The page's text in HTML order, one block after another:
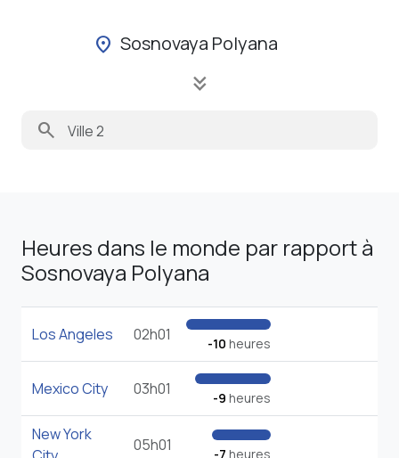
location_on Sosnovaya Polyana
keyboard_double_arrow_down
search
Heures dans le monde par rapport à
Sosnovaya Polyana
Los Angeles 02h01 -10 heures
Mexico City 03h01 -9 heures
New York
05h01 -7 heures